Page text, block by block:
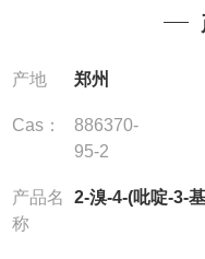
产地 郑州
Cas：
886370-
95-2
产品名
称
2-溴-4-(吡啶-3-